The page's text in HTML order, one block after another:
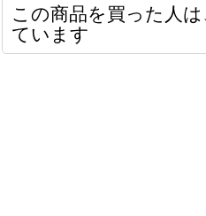
この商品を買った人
ています